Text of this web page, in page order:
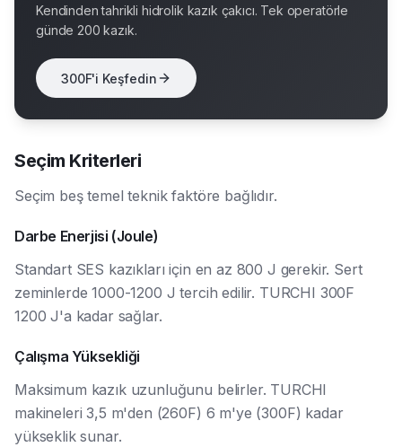
Kendinden tahrikli hidrolik kazık çakıcı. Tek operatörle
günde 200 kazık.
300F'i Keşfedin
Seçim Kriterleri
Seçim beş temel teknik faktöre bağlıdır.
Darbe Enerjisi (Joule)
Standart SES kazıkları için en az 800 J gerekir. Sert
zeminlerde 1000-1200 J tercih edilir. TURCHI 300F
1200 J'a kadar sağlar.
Çalışma Yüksekliği
Maksimum kazık uzunluğunu belirler. TURCHI
makineleri 3,5 m'den (260F) 6 m'ye (300F) kadar
yükseklik sunar.